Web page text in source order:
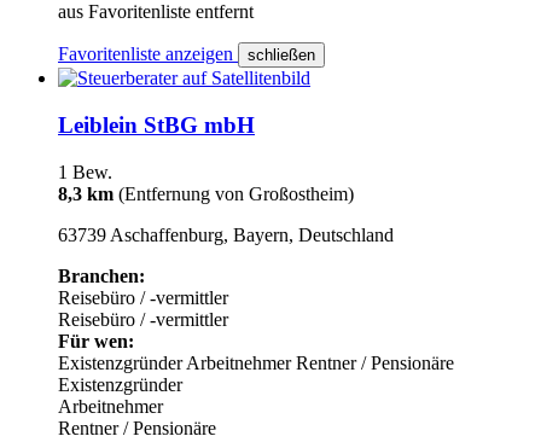
aus Favoritenliste entfernt
Favoritenliste anzeigen schließen
Leiblein StBG mbH
1 Bew.
8,3 km (Entfernung von Großostheim)
63739 Aschaffenburg, Bayern, Deutschland
Branchen:
Reisebüro / -vermittler
Reisebüro / -vermittler
Für wen:
ExistenzgründerArbeitnehmerRentner / Pensionäre
Existenzgründer
Arbeitnehmer
Rentner / Pensionäre